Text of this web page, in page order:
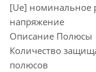
[Ue] номинальное
напряжение
Описание Полюсы
Количество
полюсов